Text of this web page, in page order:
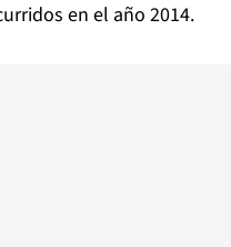
en el año 2014.